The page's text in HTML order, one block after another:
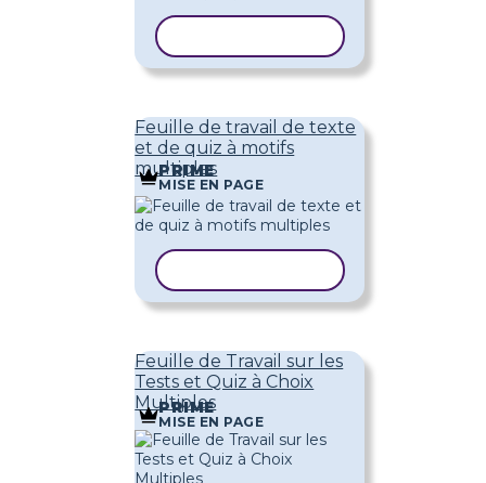
Feuille de travail de texte
et de quiz à motifs
multiples
PRIME
MISE EN PAGE
Feuille de Travail sur les
Tests et Quiz à Choix
Multiples
PRIME
MISE EN PAGE